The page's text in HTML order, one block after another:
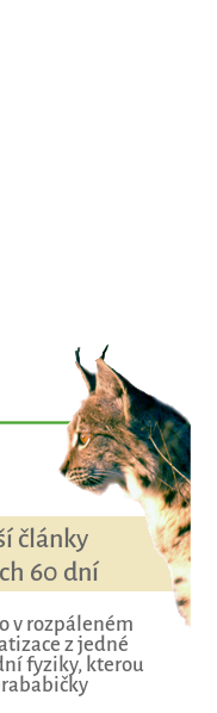
články
60 dní
v rozpáleném
z jedné
fyziky, kterou